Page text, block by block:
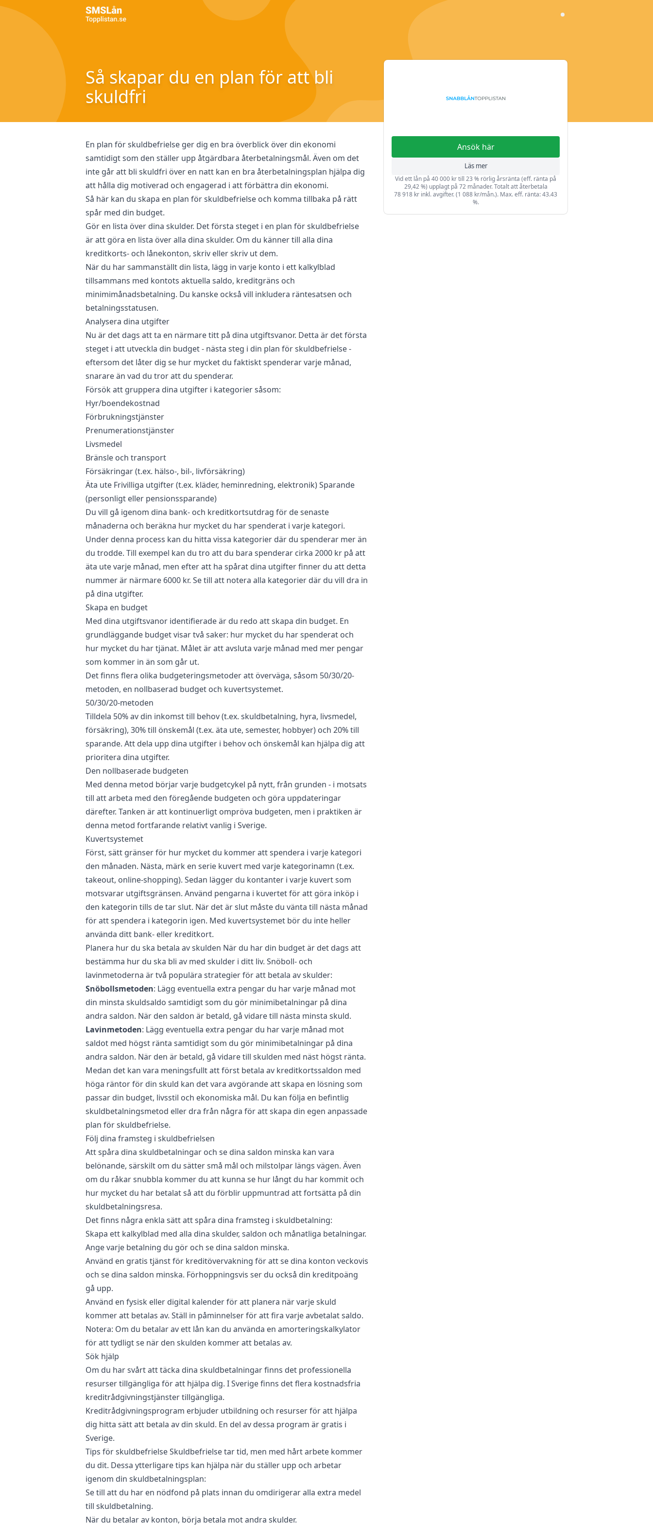
Så skapar du en plan för att bli
skuldfri
En plan för skuldbefrielse ger dig en bra överblick över din ekonomi
samtidigt som den ställer upp åtgärdbara återbetalningsmål. Även om det
inte går att bli skuldfri över en natt kan en bra återbetalningsplan hjälpa dig
att hålla dig motiverad och engagerad i att förbättra din ekonomi.
Så här kan du skapa en plan för skuldbefrielse och komma tillbaka på rätt
spår med din budget.
Gör en lista över dina skulder. Det första steget i en plan för skuldbefrielse
är att göra en lista över alla dina skulder. Om du känner till alla dina
kreditkorts- och lånekonton, skriv eller skriv ut dem.
När du har sammanställt din lista, lägg in varje konto i ett kalkylblad
tillsammans med kontots aktuella saldo, kreditgräns och
minimimånadsbetalning. Du kanske också vill inkludera räntesatsen och
betalningsstatusen.
Analysera dina utgifter
Nu är det dags att ta en närmare titt på dina utgiftsvanor. Detta är det första
steget i att utveckla din budget - nästa steg i din plan för skuldbefrielse -
eftersom det låter dig se hur mycket du faktiskt spenderar varje månad,
snarare än vad du tror att du spenderar.
Försök att gruppera dina utgifter i kategorier såsom:
Hyr/boendekostnad
Förbrukningstjänster
Prenumerationstjänster
Livsmedel
Bränsle och transport
Försäkringar (t.ex. hälso-, bil-, livförsäkring)
Äta ute Frivilliga utgifter (t.ex. kläder, heminredning, elektronik) Sparande
(personligt eller pensionssparande)
Du vill gå igenom dina bank- och kreditkortsutdrag för de senaste
månaderna och beräkna hur mycket du har spenderat i varje kategori.
Under denna process kan du hitta vissa kategorier där du spenderar mer än
du trodde. Till exempel kan du tro att du bara spenderar cirka 2000 kr på att
äta ute varje månad, men efter att ha spårat dina utgifter finner du att detta
nummer är närmare 6000 kr. Se till att notera alla kategorier där du vill dra in
på dina utgifter.
Skapa en budget
Med dina utgiftsvanor identifierade är du redo att skapa din budget. En
grundläggande budget visar två saker: hur mycket du har spenderat och
hur mycket du har tjänat. Målet är att avsluta varje månad med mer pengar
som kommer in än som går ut.
Det finns flera olika budgeteringsmetoder att överväga, såsom 50/30/20-
metoden, en nollbaserad budget och kuvertsystemet.
50/30/20-metoden
Tilldela 50% av din inkomst till behov (t.ex. skuldbetalning, hyra, livsmedel,
försäkring), 30% till önskemål (t.ex. äta ute, semester, hobbyer) och 20% till
sparande. Att dela upp dina utgifter i behov och önskemål kan hjälpa dig att
prioritera dina utgifter.
Den nollbaserade budgeten
Med denna metod börjar varje budgetcykel på nytt, från grunden - i motsats
till att arbeta med den föregående budgeten och göra uppdateringar
därefter. Tanken är att kontinuerligt ompröva budgeten, men i praktiken är
denna metod fortfarande relativt vanlig i Sverige.
Kuvertsystemet
Först, sätt gränser för hur mycket du kommer att spendera i varje kategori
den månaden. Nästa, märk en serie kuvert med varje kategorinamn (t.ex.
takeout, online-shopping). Sedan lägger du kontanter i varje kuvert som
motsvarar utgiftsgränsen. Använd pengarna i kuvertet för att göra inköp i
den kategorin tills de tar slut. När det är slut måste du vänta till nästa månad
för att spendera i kategorin igen. Med kuvertsystemet bör du inte heller
använda ditt bank- eller kreditkort.
Planera hur du ska betala av skulden När du har din budget är det dags att
bestämma hur du ska bli av med skulder i ditt liv. Snöboll- och
lavinmetoderna är två populära strategier för att betala av skulder:
Snöbollsmetoden: Lägg eventuella extra pengar du har varje månad mot
din minsta skuldsaldo samtidigt som du gör minimibetalningar på dina
andra saldon. När den saldon är betald, gå vidare till nästa minsta skuld.
Lavinmetoden: Lägg eventuella extra pengar du har varje månad mot
saldot med högst ränta samtidigt som du gör minimibetalningar på dina
andra saldon. När den är betald, gå vidare till skulden med näst högst ränta.
Medan det kan vara meningsfullt att först betala av kreditkortssaldon med
höga räntor för din skuld kan det vara avgörande att skapa en lösning som
passar din budget, livsstil och ekonomiska mål. Du kan följa en befintlig
skuldbetalningsmetod eller dra från några för att skapa din egen anpassade
plan för skuldbefrielse.
Följ dina framsteg i skuldbefrielsen
Att spåra dina skuldbetalningar och se dina saldon minska kan vara
belönande, särskilt om du sätter små mål och milstolpar längs vägen. Även
om du råkar snubbla kommer du att kunna se hur långt du har kommit och
hur mycket du har betalat så att du förblir uppmuntrad att fortsätta på din
skuldbetalningsresa.
Det finns några enkla sätt att spåra dina framsteg i skuldbetalning:
Skapa ett kalkylblad med alla dina skulder, saldon och månatliga betalningar.
Ange varje betalning du gör och se dina saldon minska.
Använd en gratis tjänst för kreditövervakning för att se dina konton veckovis
och se dina saldon minska. Förhoppningsvis ser du också din kreditpoäng
gå upp.
Använd en fysisk eller digital kalender för att planera när varje skuld
kommer att betalas av. Ställ in påminnelser för att fira varje avbetalat saldo.
Notera: Om du betalar av ett lån kan du använda en amorteringskalkylator
för att tydligt se när den skulden kommer att betalas av.
Sök hjälp
Om du har svårt att täcka dina skuldbetalningar finns det professionella
resurser tillgängliga för att hjälpa dig. I Sverige finns det flera kostnadsfria
kreditrådgivningstjänster tillgängliga.
Kreditrådgivningsprogram erbjuder utbildning och resurser för att hjälpa
dig hitta sätt att betala av din skuld. En del av dessa program är gratis i
Sverige.
Tips för skuldbefrielse Skuldbefrielse tar tid, men med hårt arbete kommer
du dit. Dessa ytterligare tips kan hjälpa när du ställer upp och arbetar
igenom din skuldbetalningsplan:
Se till att du har en nödfond på plats innan du omdirigerar alla extra medel
till skuldbetalning.
När du betalar av konton, börja betala mot andra skulder.
Ansök här
Läs mer
Vid ett lån på 40 000 kr till 23 % rörlig årsränta (eff. ränta på
29,42 %) upplagt på 72 månader. Totalt att återbetala
78 918 kr inkl. avgifter. (1 088 kr/mån.). Max. eff. ränta: 43.43
%.